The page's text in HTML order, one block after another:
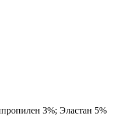
3%; Эластан 5%